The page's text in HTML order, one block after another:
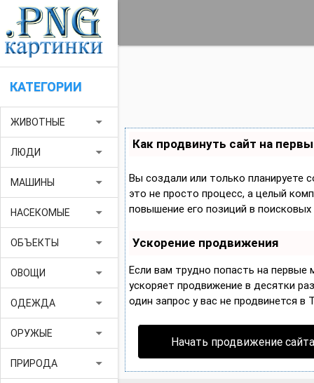
КАТЕГОРИИ
ЖИВОТНЫЕ arrow_drop_down
ЛЮДИ arrow_drop_down
МАШИНЫ arrow_drop_down
НАСЕКОМЫЕ arrow_drop_down
ОБЪЕКТЫ arrow_drop_down
ОВОЩИ arrow_drop_down
ОДЕЖДА arrow_drop_down
ОРУЖЫЕ arrow_drop_down
ПРИРОДА arrow_drop_down
Как продвинуть сайт на
Вы создали или только планируете
это не просто процесс, а целый
повышение его позиций в поисковых
Ускорение продвижения
Если вам трудно попасть на первые
ускоряет продвижение в десятки
один запрос у вас не продвинется в
Начать продвижение сайта